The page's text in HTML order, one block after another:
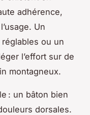
adhérence,
Un
ou un
l’effort sur de
montagneux.
: un bâton bien
dorsales.